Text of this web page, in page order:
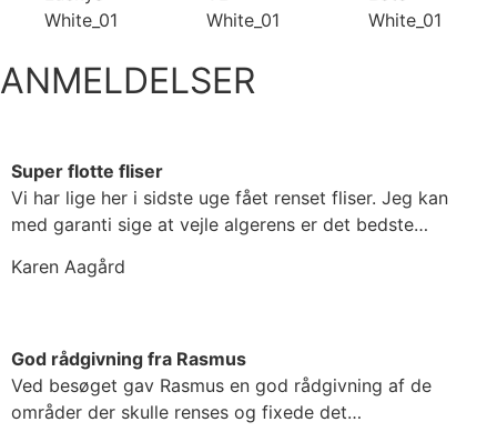
ANMELDELSER
Super flotte fliser
Vi har lige her i sidste uge fået renset fliser. Jeg kan
med garanti sige at vejle algerens er det bedste…
Karen Aagård
God rådgivning fra Rasmus
Ved besøget gav Rasmus en god rådgivning af de
områder der skulle renses og fixede det…